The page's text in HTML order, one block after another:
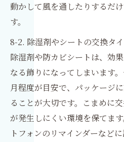
動かして風を通したりするだ
す。
8-2. 除湿剤やシートの交換タ
除湿剤や防カビシートは、効
なる飾りになってしまいます
月程度が目安で、パッケージ
ることが大切です。こまめに
が発生しにくい環境を保てま
トフォンのリマインダーなど